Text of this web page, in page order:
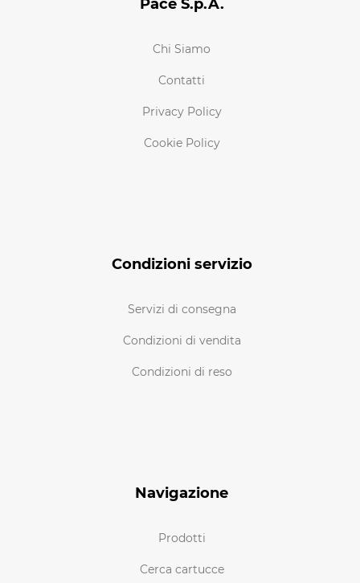
Pace S.p.A.
Chi Siamo
Contatti
Privacy Policy
Cookie Policy
Condizioni servizio
Servizi di consegna
Condizioni di vendita
Condizioni di reso
Navigazione
Prodotti
Cerca cartucce